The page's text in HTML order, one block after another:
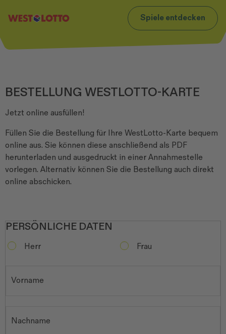
Zum Footer Spiele entdecken
BESTELLUNG WESTLOTTO-KARTE
Jetzt online ausfüllen!
Füllen Sie die Bestellung für Ihre WestLotto-Karte bequem
online aus. Sie können diese anschließend als PDF
herunterladen und ausgedruckt in einer Annahmestelle
vorlegen. Alternativ können Sie die Bestellung auch direkt
online abschicken.
PERSÖNLICHE DATEN
Herr Frau